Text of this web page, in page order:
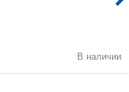
В наличии